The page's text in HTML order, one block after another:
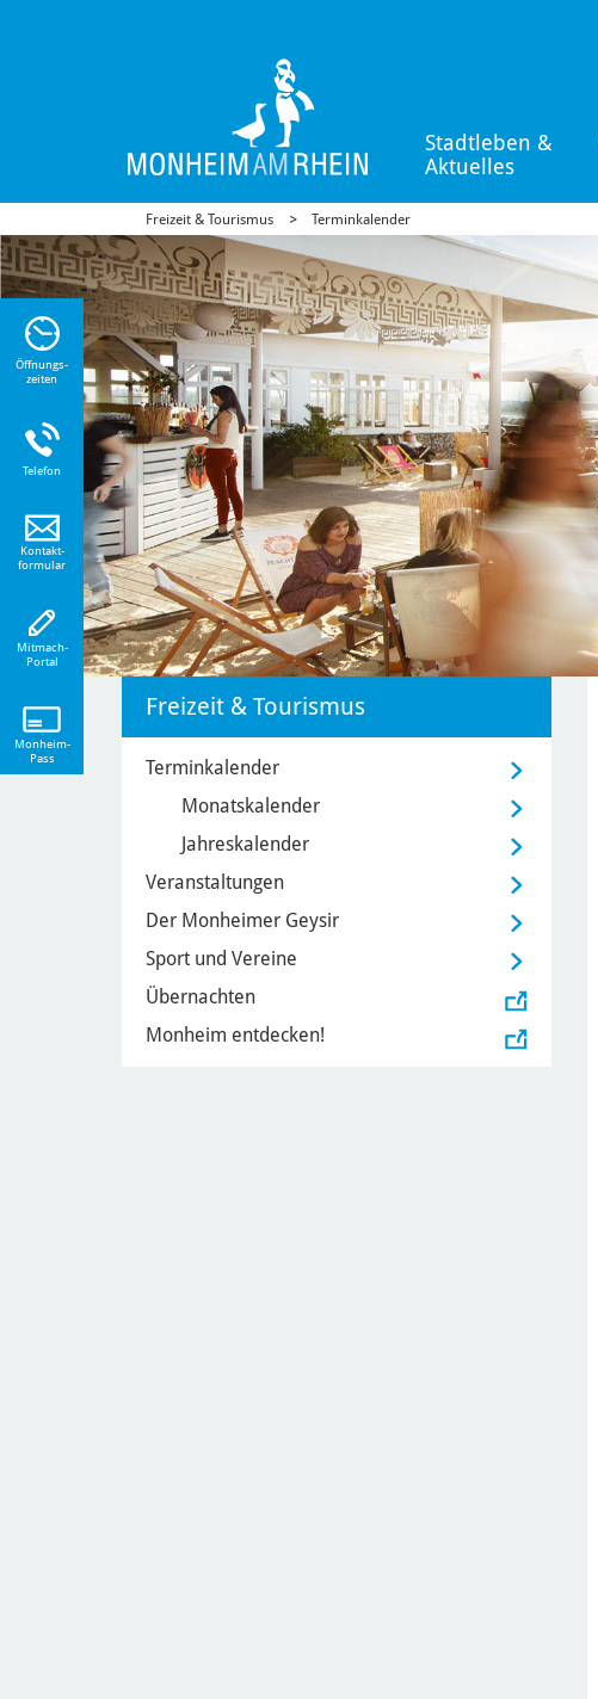
Stadtleben &
Aktuelles
Freizeit & Tourismus Terminkalender
Freizeit & Tourismus
Terminkalender
Monatskalender
Jahreskalender
Veranstaltungen
Der Monheimer Geysir
Sport und Vereine
Übernachten
Monheim entdecken!
Öffnungs-
zeiten
Telefon
Kontakt-
formular
Mitmach-
Portal
Monheim-
Pass
Sie
zu